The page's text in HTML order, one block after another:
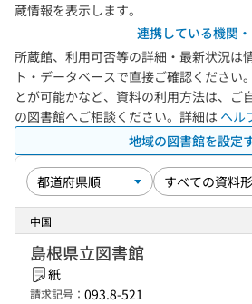
蔵情報を表示します。
連携している機関
所蔵館、利用可否等の詳細・最新状況は
ト・データベースで直接ご確認ください
とが可能かなど、資料の利用方法は、ご
の図書館へご相談ください。詳細は ヘル
地域の図書館を設定
中国
島根県立図書館
紙
請求記号： 093.8-521